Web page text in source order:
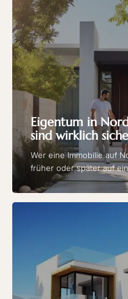
Eigentum in
sind wirklich
Wer eine Immobilie auf
früher oder später auf